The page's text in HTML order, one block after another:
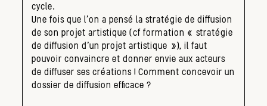
cycle.
Une fois que l’on a pensé la stratégie de diffusion
de son projet artistique (cf formation « stratégie
de diffusion d’un projet artistique »), il faut
pouvoir convaincre et donner envie aux acteurs
de diffuser ses créations ! Comment concevoir un
dossier de diffusion efficace ?